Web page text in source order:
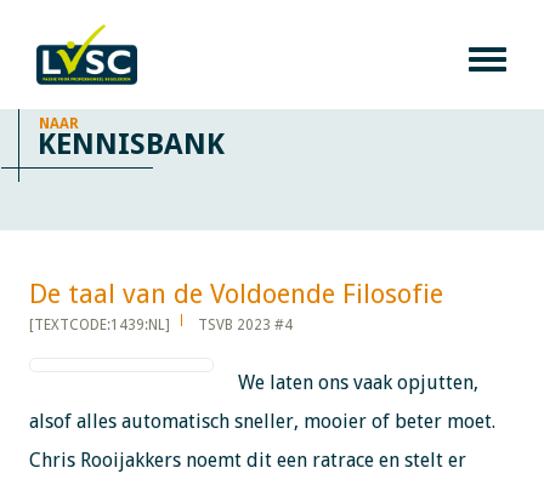
NAAR
KENNISBANK
De taal van de Voldoende Filosofie​​​​​​
[TEXTCODE:1439:NL] TSVB 2023 #4
We laten ons vaak opjutten,
alsof alles automatisch sneller, mooier of beter moet.
Chris Rooijakkers noemt dit een ratrace en stelt er